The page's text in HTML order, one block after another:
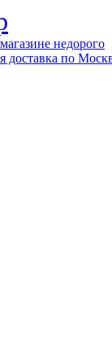
недорого
доставка по